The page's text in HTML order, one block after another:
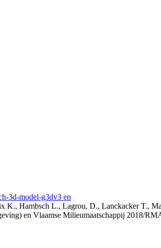
3d-model-g3dv3 en
K., Hambsch L., Lagrou, D., Lanckacker T.,
en Vlaamse Milieumaatschappij 2018/